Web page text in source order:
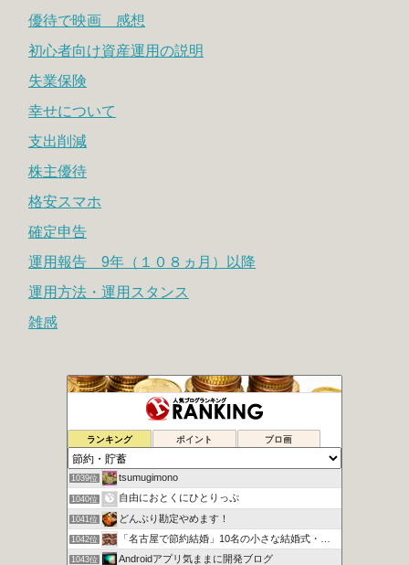
優待で映画 感想
初心者向け資産運用の説明
失業保険
幸せについて
支出削減
株主優待
格安スマホ
確定申告
運用報告 9年（１０８ヵ月）以降
運用方法・運用スタンス
雑感
ランキング ポイント ブロ画
1037位 腐女子による女の底辺這い上がり計画
1038位 節約×低リスク投資でスマートに資産形成
1039位 tsumugimono
1040位 自由におとくにひとりっぷ
1041位 どんぶり勘定やめます！
1042位 「名古屋で節約結婚」10名の小さな結婚式・ハム太のお得な頬袋
1043位 Androidアプリ気ままに開発ブログ